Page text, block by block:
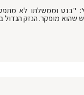
"בנט וממשלתו לא
שהוא מופקר. הנזק